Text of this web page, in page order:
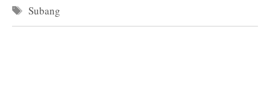
Tag
Subang